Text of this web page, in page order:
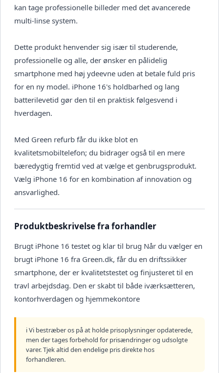
kan tage professionelle billeder med det avancerede
multi-linse system.
Dette produkt henvender sig især til studerende,
professionelle og alle, der ønsker en pålidelig
smartphone med høj ydeevne uden at betale fuld pris
for en ny model. iPhone 16's holdbarhed og lang
batterilevetid gør den til en praktisk følgesvend i
hverdagen.
Med Green refurb får du ikke blot en
kvalitetsmobiltelefon; du bidrager også til en mere
bæredygtig fremtid ved at vælge et genbrugsprodukt.
Vælg iPhone 16 for en kombination af innovation og
ansvarlighed.
Produktbeskrivelse fra forhandler
Brugt iPhone 16 testet og klar til brug Når du vælger en
brugt iPhone 16 fra Green.dk, får du en driftssikker
smartphone, der er kvalitetstestet og finjusteret til en
travl arbejdsdag. Den er skabt til både iværksætteren,
kontorhverdagen og hjemmekontore
ℹ️ Vi bestræber os på at holde prisoplysninger opdaterede,
men der tages forbehold for prisændringer og udsolgte
varer. Tjek altid den endelige pris direkte hos
forhandleren.